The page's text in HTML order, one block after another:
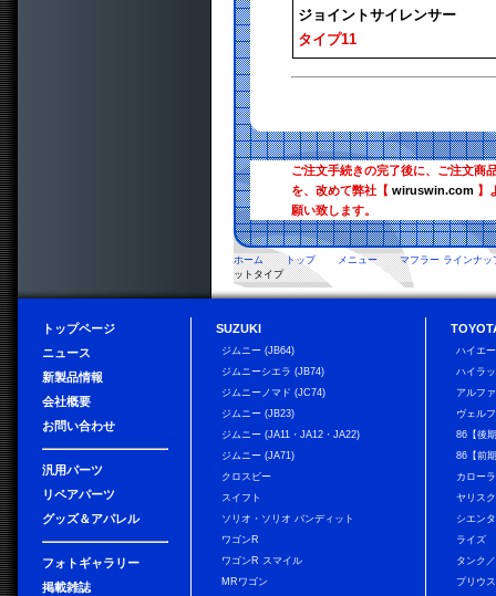
ジョイントサイレンサー
タイプ11
ご注文手続きの完了後に、ご注文商
を、改めて弊社【wiruswin.com 】
願い致します。
ホーム トップ メニュー
マフラー ラインナッ
ットタイプ
トップページ
ニュース
新製品情報
会社概要
お問い合わせ
汎用パーツ
リペアパーツ
グッズ＆アパレル
フォトギャラリー
掲載雑誌
SUZUKI
ジムニー (JB64)
ジムニーシエラ (JB74)
ジムニーノマド (JC74)
ジムニー (JB23)
ジムニー (JA11・JA12・JA22)
ジムニー (JA71)
クロスビー
スイフト
ソリオ・ソリオ バンディット
ワゴンR
ワゴンR スマイル
MRワゴン
ハイエ
ハイラ
アルフ
ヴェル
86【後
86【前
カロー
ヤリス
シエンタ
ライズ
タンク
プリウス